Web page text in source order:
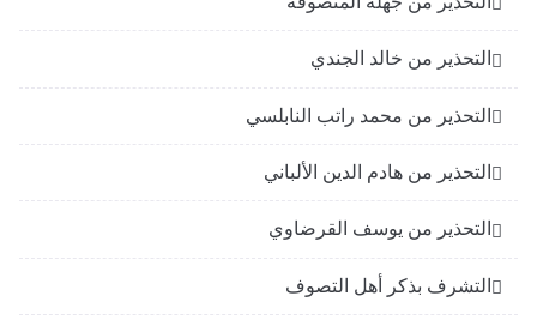
التحذير من خالد الجندي
التحذير من محمد راتب النابلسي
التحذير من هادم الدين الألباني
التحذير من يوسف القرضاوي
التشرف بذكر أهل التصوف